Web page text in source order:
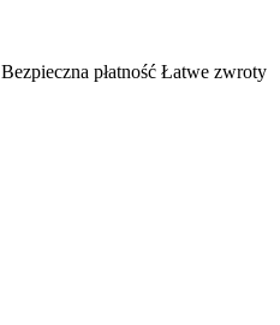
Bezpieczna płatność Łatwe zwroty